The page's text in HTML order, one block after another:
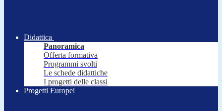
Didattica
Panoramica
Offerta formativa
Programmi svolti
Le schede didattiche
I progetti delle classi
Progetti Europei